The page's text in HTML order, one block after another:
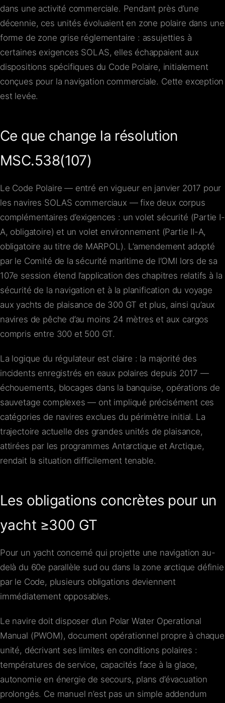
dans une activité commerciale. Pendant près d’une
décennie, ces unités évoluaient en zone polaire dans une
forme de zone grise réglementaire : assujetties à
certaines exigences SOLAS, elles échappaient aux
dispositions spécifiques du Code Polaire, initialement
conçues pour la navigation commerciale. Cette exception
est levée.
Ce que change la résolution
MSC.538(107)
Le Code Polaire — entré en vigueur en janvier 2017 pour
les navires SOLAS commerciaux — fixe deux corpus
complémentaires d’exigences : un volet sécurité (Partie I-
A, obligatoire) et un volet environnement (Partie II-A,
obligatoire au titre de MARPOL). L’amendement adopté
par le Comité de la sécurité maritime de l’OMI lors de sa
107e session étend l’application des chapitres relatifs à la
sécurité de la navigation et à la planification du voyage
aux yachts de plaisance de 300 GT et plus, ainsi qu’aux
navires de pêche d’au moins 24 mètres et aux cargos
compris entre 300 et 500 GT.
La logique du régulateur est claire : la majorité des
incidents enregistrés en eaux polaires depuis 2017 —
échouements, blocages dans la banquise, opérations de
sauvetage complexes — ont impliqué précisément ces
catégories de navires exclues du périmètre initial. La
trajectoire actuelle des grandes unités de plaisance,
attirées par les programmes Antarctique et Arctique,
rendait la situation difficilement tenable.
Les obligations concrètes pour un
yacht ≥300 GT
Pour un yacht concerné qui projette une navigation au-
delà du 60e parallèle sud ou dans la zone arctique définie
par le Code, plusieurs obligations deviennent
immédiatement opposables.
Le navire doit disposer d’un Polar Water Operational
Manual (PWOM), document opérationnel propre à chaque
unité, décrivant ses limites en conditions polaires :
températures de service, capacités face à la glace,
autonomie en énergie de secours, plans d’évacuation
prolongés. Ce manuel n’est pas un simple addendum